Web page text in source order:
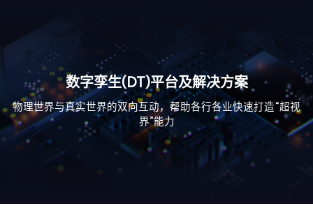
数字孪生(DT)平台及解决方案
物理世界与真实世界的双向互动，帮助各行各业快速打造“超视
界”能力